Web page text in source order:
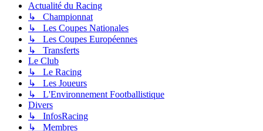
Actualité du Racing
↳ Championnat
↳ Les Coupes Nationales
↳ Les Coupes Européennes
↳ Transferts
Le Club
↳ Le Racing
↳ Les Joueurs
↳ L'Environnement Footballistique
Divers
↳ InfosRacing
↳ Membres